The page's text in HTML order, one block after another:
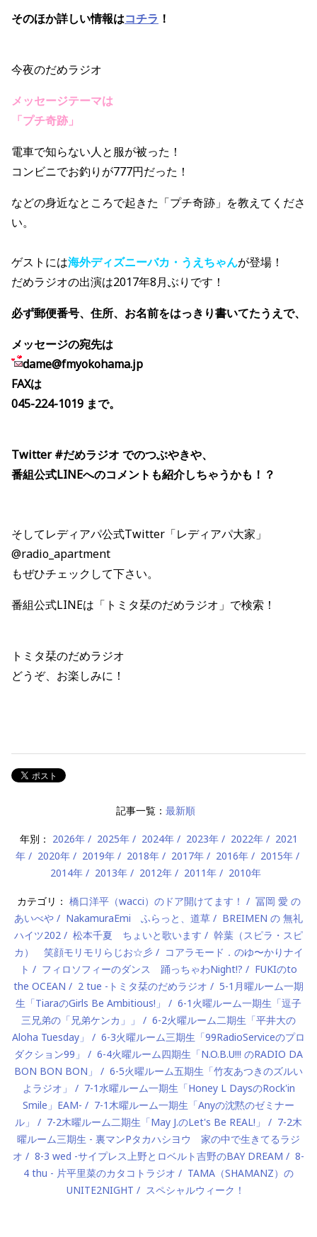
そのほか詳しい情報はコチラ ！
今夜のだめラジオ
メッセージテーマは
「プチ奇跡 」
電車で知らない人と服が被った！
コンビニでお釣りが777円だった！
などの身近なところで起きた「プチ奇跡」を教えてくださ
い。
ゲストには海外ディズニーバカ・うえちゃんが登場！
だめラジオの出演は2017年8月ぶりです！
必ず郵便番号、住所、お名前をはっきり書いてたうえで、
メッセージの宛先は
dame@fmyokohama.jp
FAXは
045-224-1019 まで。
Twitter #だめラジオ でのつぶやきや、
番組公式LINEへのコメントも紹介しちゃうかも！？
そしてレディアパ公式Twitter「レディアパ大家」
@radio_apartment
もぜひチェックして下さい。
番組公式LINEは「トミタ栞のだめラジオ」で検索！
トミタ栞のだめラジオ
どうぞ、お楽しみに！
記事一覧： 最新順
年別： 2026年 2025年 2024年 2023年 2022年
2021
年
2020年 2019年 2018年 2017年 2016年
2015年
2014年
2013年 2012年 2011年 2010年
カテゴリ： 橋口洋平（wacci）のドア開けてます！
冨岡 愛 の
あいべや
NakamuraEmi ふらっと、道草
BREIMEN の 無礼
ハイツ202
松本千夏 ちょいと歌います
幹葉（スピラ・スピ
カ） 笑顔モリモリらじお☆彡
コアラモード．のゆ〜かりナイ
ト
フィロソフィーのダンス 踊っちゃわNight!?
FUKIのto
the OCEAN
2 tue -トミタ栞のだめラジオ
5-1月曜ルーム一期
生「TiaraのGirls Be Ambitious!」
6-1火曜ルーム一期生「逗子
三兄弟の「兄弟ケンカ」」
6-2火曜ルーム二期生「平井大の
Aloha Tuesday」
6-3火曜ルーム三期生「99RadioServiceのプロ
ダクション99」
6-4火曜ルーム四期生「N.O.B.U!!! のRADIO DA
BON BON BON」
6-5火曜ルーム五期生「竹友あつきのズルい
よラジオ」
7-1水曜ルーム一期生「Honey L DaysのRock'in
Smile」EAM-
7-1木曜ルーム一期生「Anyの沈黙のゼミナー
ル」
7-2木曜ルーム二期生「May J.のLet's Be REAL!」
7-2木
曜ルーム三期生 - 裏マンPタカハシヨウ 家の中で生きてるラジ
オ
8-3 wed -サイプレス上野とロベルト吉野のBAY DREAM
8-
4 thu - 片平里菜のカタコトラジオ
TAMA（SHAMANZ）の
UNITE2NIGHT
スペシャルウィーク！